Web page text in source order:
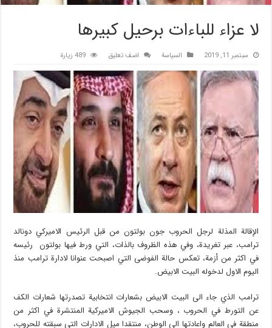
لا عزاء للباءات برحيل كبيرها
سبتمبر 11, 2019 السیاسة اضف تعليق 489 زيارة
الإقالة المذلة لرجل الحروب جون بولتون من قبل الرئيس الاميركي دونالد
ترامب، عبر تغريدة، وفي هذه الظروف بالذات، التي ورط فيها بولتون رئيسه
في اكثر من أزمة، تعكس حالة الفوضى التي اصبحت عنوانا لادارة ترامب منذ
اليوم الاول لدخوله البيت الابيض.
ترامب الذي جاء الى البيت الابيض بشعارات انتخابية تصدرتها شعارات الكف
عن التورط في الحروب ، وسحب الجيوش الاميركية المنتشرة في اكثر من
منطقة في العالم واعادتها الى الوطن، منتقدا ميل الادارات التي سبقته للحروب،